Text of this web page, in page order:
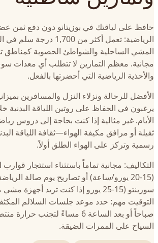
حافظ على لياقتك في بوزيتانو دون دفع ثمن
الرياضية: تعمل أكثر من
المشي الساحلية والشواطئ الحصوية كمناطق
مجانية. معظم التمارين لا تتطلب أي معدات
والأحذية الرياضية التي أحضرتها بالفعل.
الأفضل للرحالة ونزلاء النزل والمسافرين
يرغبون في الحفاظ على روتين اللياقة البدنية
الأيام. غير مثالية إذا كنت بحاجة إلى دروس
ثقيلة أو مرافق مكيفة الهواء—ثقافة اللياقة
رسمية وتركز على الهواء الطلق أولاً.
التكاليف: مجانية تماماً باستثناء استئجار قوارب
(15-20 يورو/ساعة) أو تصاريح يوم صالة
سورينتو (15-25 يورو إذا كنت تريد أجهزة
صباحاً أو بعد الساعة 6 مساءً لتجنب
السياح على الممرات الضيقة.